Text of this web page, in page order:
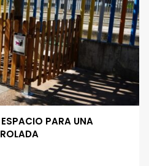
PARA UNA